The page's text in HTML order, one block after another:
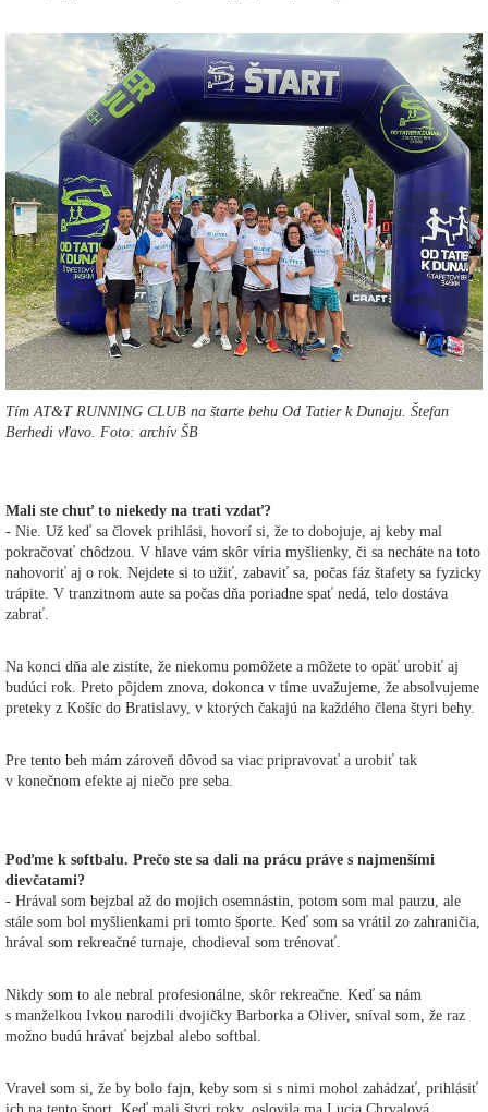
Tím AT&T RUNNING CLUB na štarte behu Od Tatier k Dunaju. Štefan
Berhedi vľavo. Foto: archív ŠB
Mali ste chuť to niekedy na trati vzdať?
- Nie. Už keď sa človek prihlási, hovorí si, že to dobojuje, aj keby mal
pokračovať chôdzou. V hlave vám skôr víria myšlienky, či sa necháte na toto
nahovoriť aj o rok. Nejdete si to užiť, zabaviť sa, počas fáz štafety sa fyzicky
trápite. V tranzitnom aute sa počas dňa poriadne spať nedá, telo dostáva
zabrať.
Na konci dňa ale zistíte, že niekomu pomôžete a môžete to opäť urobiť aj
budúci rok. Preto pôjdem znova, dokonca v tíme uvažujeme, že absolvujeme
preteky z Košíc do Bratislavy, v ktorých čakajú na každého člena štyri behy.
Pre tento beh mám zároveň dôvod sa viac pripravovať a urobiť tak
v konečnom efekte aj niečo pre seba.
Poďme k softbalu. Prečo ste sa dali na prácu práve s najmenšími
dievčatami?
- Hrával som bejzbal až do mojich osemnástin, potom som mal pauzu, ale
stále som bol myšlienkami pri tomto športe. Keď som sa vrátil zo zahraničia,
hrával som rekreačné turnaje, chodieval som trénovať.
Nikdy som to ale nebral profesionálne, skôr rekreačne. Keď sa nám
s manželkou Ivkou narodili dvojičky Barborka a Oliver, sníval som, že raz
možno budú hrávať bejzbal alebo softbal.
Vravel som si, že by bolo fajn, keby som si s nimi mohol zahádzať, prihlásiť